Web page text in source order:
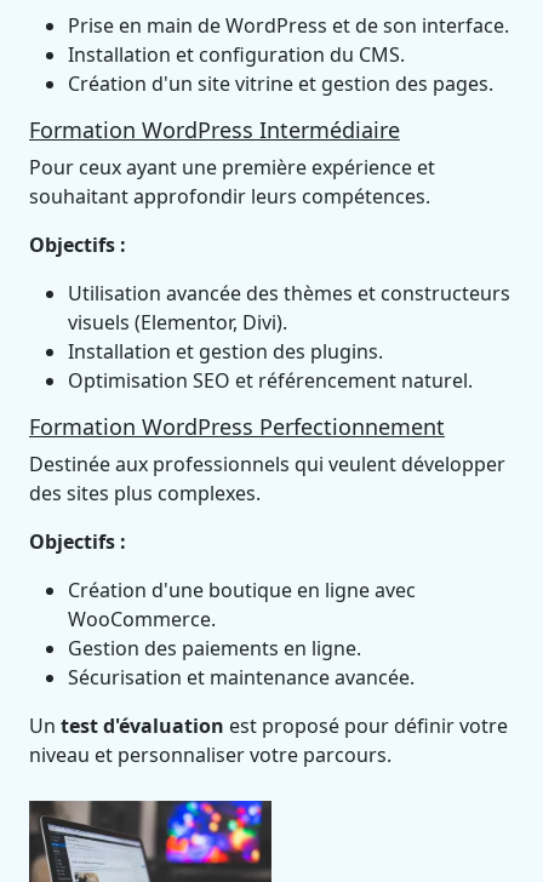
Prise en main de WordPress et de son interface.
Installation et configuration du CMS.
Création d'un site vitrine et gestion des pages.
Formation WordPress Intermédiaire
Pour ceux ayant une première expérience et
souhaitant approfondir leurs compétences.
Objectifs :
Utilisation avancée des thèmes et constructeurs
visuels (Elementor, Divi).
Installation et gestion des plugins.
Optimisation SEO et référencement naturel.
Formation WordPress Perfectionnement
Destinée aux professionnels qui veulent développer
des sites plus complexes.
Objectifs :
Création d'une boutique en ligne avec
WooCommerce.
Gestion des paiements en ligne.
Sécurisation et maintenance avancée.
Un test d'évaluation est proposé pour définir votre
niveau et personnaliser votre parcours.